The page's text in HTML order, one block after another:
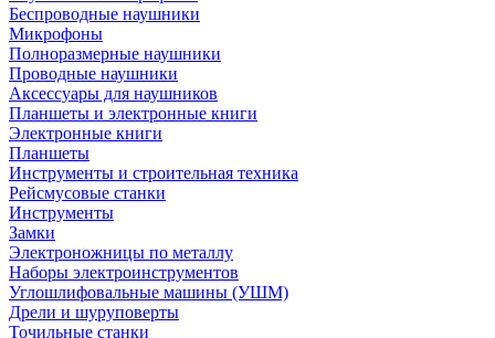
Беспроводные наушники
Микрофоны
Полноразмерные наушники
Проводные наушники
Аксессуары для наушников
Планшеты и электронные книги
Электронные книги
Планшеты
Инструменты и строительная техника
Рейсмусовые станки
Инструменты
Замки
Электроножницы по металлу
Наборы электроинструментов
Углошлифовальные машины (УШМ)
Дрели и шуруповерты
Точильные станки